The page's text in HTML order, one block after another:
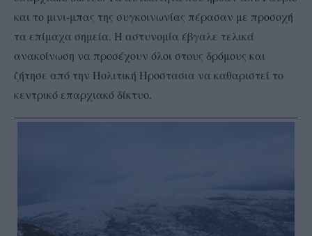
και το μινι-μπας της συγκοινωνίας πέρασαν με προσοχή
τα επίμαχα σημεία. Η αστυνομία έβγαλε τελικά
ανακοίνωση να προσέχουν όλοι στους δρόμους και
ζήτησε από την Πολιτική Προστασια να καθαριστεί το
κεντρικό επαρχιακό δίκτυο.